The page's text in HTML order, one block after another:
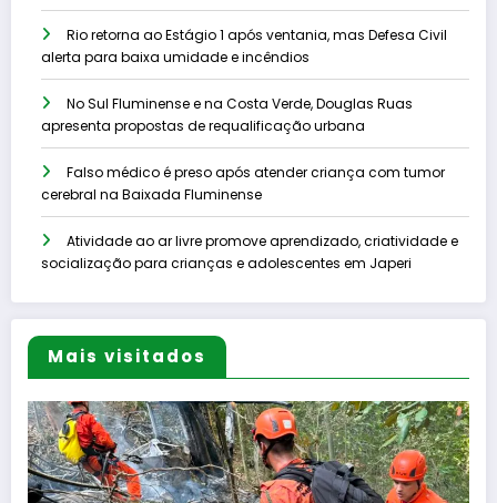
Rio retorna ao Estágio 1 após ventania, mas Defesa Civil
alerta para baixa umidade e incêndios
No Sul Fluminense e na Costa Verde, Douglas Ruas
apresenta propostas de requalificação urbana
Falso médico é preso após atender criança com tumor
cerebral na Baixada Fluminense
Atividade ao ar livre promove aprendizado, criatividade e
socialização para crianças e adolescentes em Japeri
Mais visitados